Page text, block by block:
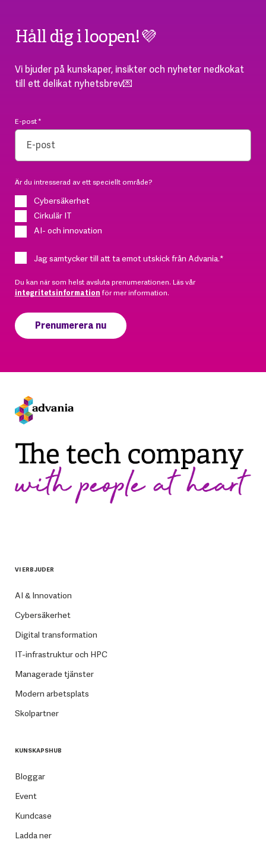
Håll dig i loopen!💜
Vi bjuder på kunskaper, insikter och nyheter nedkokat
till ett delikat nyhetsbrev💌
E-post*
Är du intresserad av ett speciellt område?
Cybersäkerhet
Cirkulär IT
AI- och innovation
Jag samtycker till att ta emot utskick från Advania.*
Du kan när som helst avsluta prenumerationen. Läs vår
integritetsinformation för mer information.
VI ERBJUDER
AI & Innovation
Cybersäkerhet
Digital transformation
IT-infrastruktur och HPC
Managerade tjänster
Modern arbetsplats
Skolpartner
KUNSKAPSHUB
Bloggar
Event
Kundcase
Ladda ner